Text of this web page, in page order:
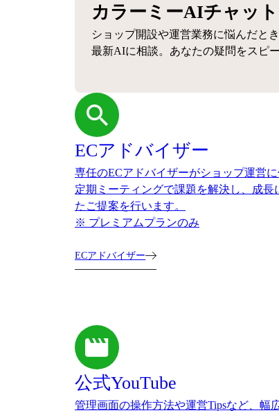
カラーミーAIチャット
ショップ開設や運営業務に悩んだと
最新AIに相談。あなたの疑問をスピ
ECアドバイザー
専任のECアドバイザーがショップ運営に
定期ミーティングで課題を解決し、成長
たご提案を行います。
※ プレミアムプランのみ
ECアドバイザー
公式YouTube
管理画面の操作方法や運営Tipsなど、幅